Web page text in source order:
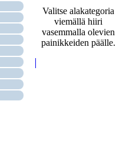
Valitse alakategoria
viemällä hiiri
vasemmalla olevien
painikkeiden päälle.